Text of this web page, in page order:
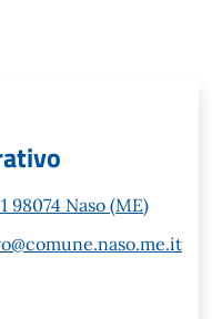
98074 Naso (ME)